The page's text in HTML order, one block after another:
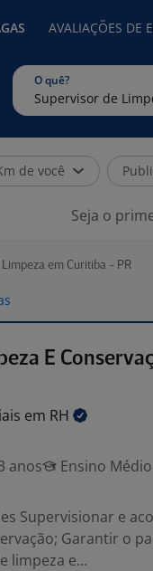
AVALIAÇÕES DE
O quê?
de você
Seja o
em Curitiba - PR
E
em RH
anos
Ensino
Supervisionar e
Garantir o
limpeza e...